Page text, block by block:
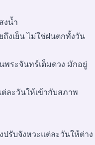
งน้ำ
งเย็น ไม่ใช่ฝนตกทั้งวัน
พระจันทร์เต็มดวง มักอยู่
ละวันให้เข้ากับสภาพ
รับจังหวะแต่ละวันให้ต่าง